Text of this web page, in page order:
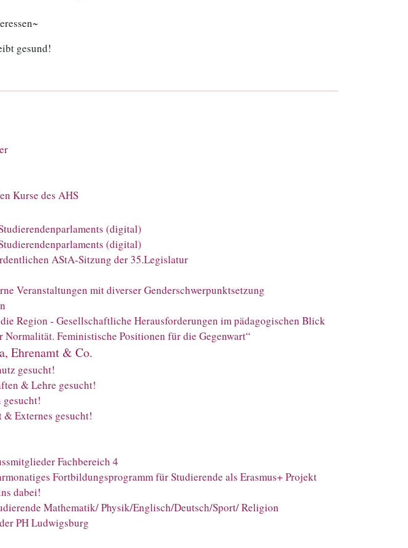
gesund!
Kurse des AHS
(digital)
(digital)
AStA-Sitzung der 35.Legislatur
Veranstaltungen mit diverser Genderschwerpunktsetzung
Region - Gesellschaftliche Herausforderungen im pädagogischen Blick
Feministische Positionen für die Gegenwart“
Ehrenamt & Co.
gesucht!
& Lehre gesucht!
Externes gesucht!
Fachbereich 4
Fortbildungsprogramm für Studierende als Erasmus+ Projekt
dabei!
Mathematik/ Physik/Englisch/Deutsch/Sport/ Religion
PH Ludwigsburg